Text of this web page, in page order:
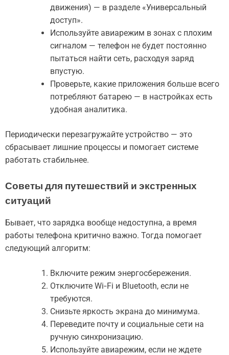
движения) — в разделе «Универсальный
доступ».
Используйте авиарежим в зонах с плохим
сигналом — телефон не будет постоянно
пытаться найти сеть, расходуя заряд
впустую.
Проверьте, какие приложения больше всего
потребляют батарею — в настройках есть
удобная аналитика.
Периодически перезагружайте устройство — это
сбрасывает лишние процессы и помогает системе
работать стабильнее.
Советы для путешествий и экстренных
ситуаций
Бывает, что зарядка вообще недоступна, а время
работы телефона критично важно. Тогда помогает
следующий алгоритм:
Включите режим энергосбережения.
Отключите Wi‑Fi и Bluetooth, если не
требуются.
Снизьте яркость экрана до минимума.
Переведите почту и социальные сети на
ручную синхронизацию.
Используйте авиарежим, если не ждете